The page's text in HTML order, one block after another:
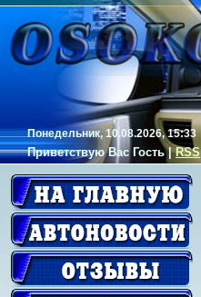
Понедельник, 10.08.2026, 15:33
Приветствую Вас Гость|RSS